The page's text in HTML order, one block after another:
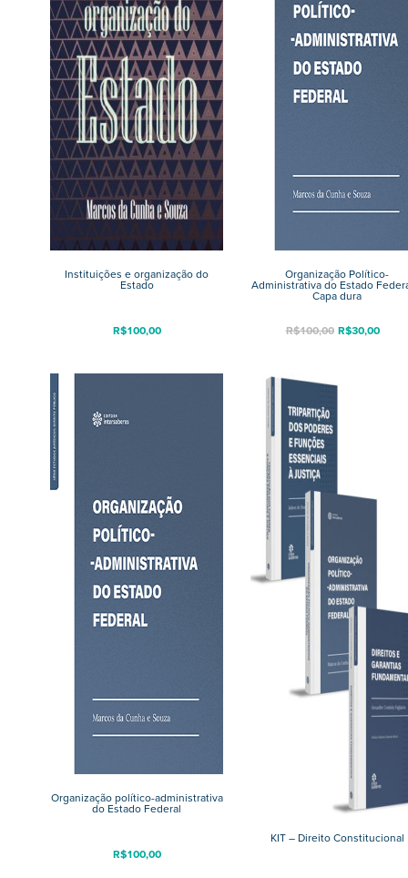
Instituições e organização do
Estado
R$100,00
Organização Político-
Administrativa do Estado
Capa dura
R$100,00 R$30,00
Organização político-administrativa
do Estado Federal
R$100,00
KIT – Direito Constitucional